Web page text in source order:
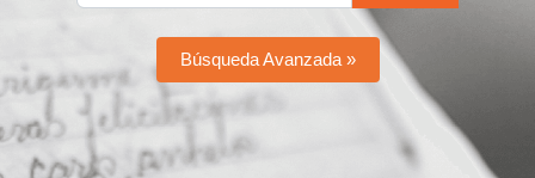
Búsqueda Avanzada »